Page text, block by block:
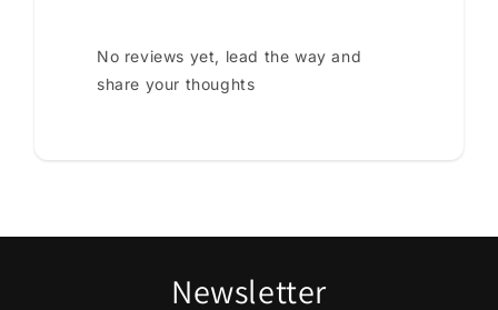
No reviews yet, lead the way and
share your thoughts
Newsletter